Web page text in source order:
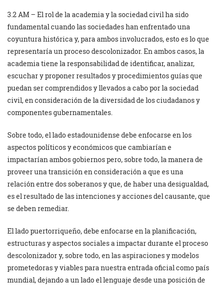
3.2 AM – El rol de la academia y la sociedad civil ha sido
fundamental cuando las sociedades han enfrentado una
coyuntura histórica y, para ambos involucrados, esto es lo que
representaría un proceso descolonizador. En ambos casos, la
academia tiene la responsabilidad de identificar, analizar,
escuchar y proponer resultados y procedimientos guías que
puedan ser comprendidos y llevados a cabo por la sociedad
civil, en consideración de la diversidad de los ciudadanos y
componentes gubernamentales.
Sobre todo, el lado estadounidense debe enfocarse en los
aspectos políticos y económicos que cambiarían e
impactarían ambos gobiernos pero, sobre todo, la manera de
proveer una transición en consideración a que es una
relación entre dos soberanos y que, de haber una desigualdad,
es el resultado de las intenciones y acciones del causante, que
se deben remediar.
El lado puertorriqueño, debe enfocarse en la planificación,
estructuras y aspectos sociales a impactar durante el proceso
descolonizador y, sobre todo, en las aspiraciones y modelos
prometedoras y viables para nuestra entrada oficial como país
mundial, dejando a un lado el lenguaje desde una posición de